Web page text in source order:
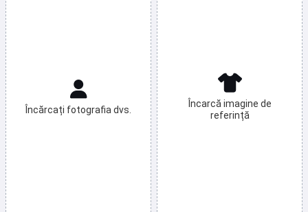
Încărcați fotografia dvs.
Încarcă imagine de
referință